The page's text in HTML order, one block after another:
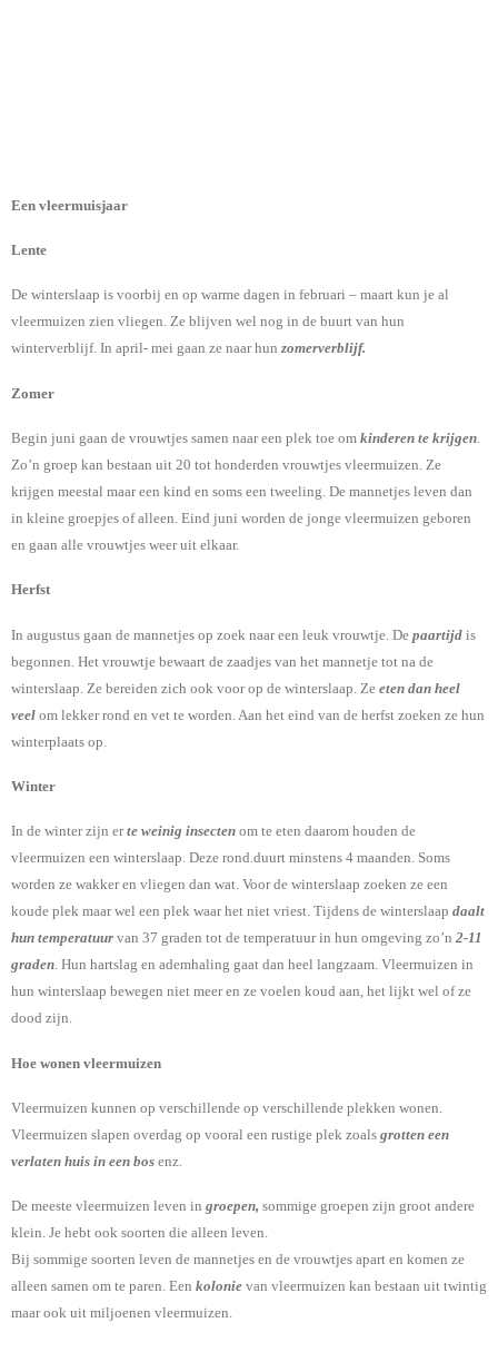
Een vleermuisjaar
Lente
De winterslaap is voorbij en op warme dagen in februari – maart kun je al
vleermuizen zien vliegen. Ze blijven wel nog in de buurt van hun
winterverblijf. In april- mei gaan ze naar hunzomerverblijf.
Zomer
Begin juni gaan de vrouwtjes samen naar een plek toe om kinderen te krijgen
Zo’n groep kan bestaan uit 20 tot honderden vrouwtjes vleermuizen. Ze
krijgen meestal maar een kind en soms een tweeling. De mannetjes leven dan
in kleine groepjes of alleen. Eind juni worden de jonge vleermuizen geboren
en gaan alle vrouwtjes weer uit elkaar.
Herfst
In augustus gaan de mannetjes op zoek naar een leuk vrouwtje. De paartijd is
begonnen. Het vrouwtje bewaart de zaadjes van het mannetje tot na de
winterslaap. Ze bereiden zich ook voor op de winterslaap. Ze eten dan heel
veel om lekker rond en vet te worden. Aan het eind van de herfst zoeken ze hun
winterplaats op.
Winter
In de winter zijn erte weinig insecten om te eten daarom houden de
vleermuizen een winterslaap. Deze rond.duurt minstens 4 maanden. Soms
worden ze wakker en vliegen dan wat. Voor de winterslaap zoeken ze een
koude plek maar wel een plek waar het niet vriest. Tijdens de winterslaap daalt
hun temperatuur van 37 graden tot de temperatuur in hun omgeving zo’n 2-11
graden. Hun hartslag en ademhaling gaat dan heel langzaam. Vleermuizen in
hun winterslaap bewegen niet meer en ze voelen koud aan, het lijkt wel of ze
dood zijn.
Hoe wonen vleermuizen
Vleermuizen kunnen op verschillende op verschillende plekken wonen.
Vleermuizen slapen overdag op vooral een rustige plek zoals grotten een
verlaten huis in een bos enz.
De meeste vleermuizen leven in groepen, sommige groepen zijn groot andere
klein. Je hebt ook soorten die alleen leven.
Bij sommige soorten leven de mannetjes en de vrouwtjes apart en komen ze
alleen samen om te paren. Een kolonie van vleermuizen kan bestaan uit twintig
maar ook uit miljoenen vleermuizen.